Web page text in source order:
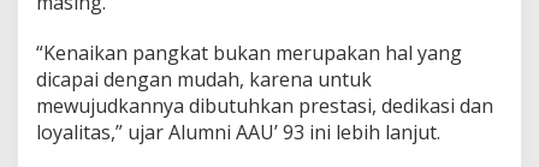
n
L
o
y
“Kenaikan pangkat bukan merupakan hal yang
dicapai dengan mudah, karena untuk
mewujudkannya dibutuhkan prestasi, dedikasi dan
loyalitas,” ujar Alumni AAU’ 93 ini lebih lanjut.